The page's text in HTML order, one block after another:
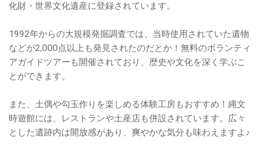
化財・世界文化遺産に登録されています。
1992年からの大規模発掘調査では、当時使用されていた遺物
などが2,000点以上も発見されたのだとか！無料のボランティ
アガイドツアーも開催されており、歴史や文化を深く学ぶこ
とができます。
また、土偶や勾玉作りを楽しめる体験工房もおすすめ！縄文
時遊館には、レストランや土産店も併設されています。広々
とした遺跡内は開放感があり、爽やかな気分も味わえますよ♪